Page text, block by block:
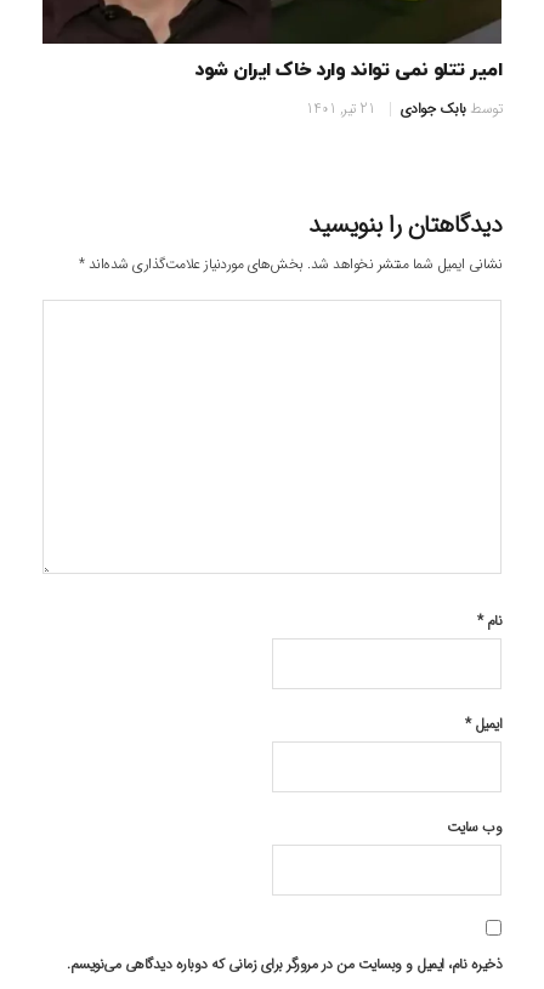
امیر تتلو نمی تواند وارد خاک ایران شود
توسطبابک جوادی 21 تیر, 1401
دیدگاهتان را بنویسید
نشانی ایمیل شما منتشر نخواهد شد. بخش‌های موردنیاز علامت‌گذاری شده‌اند*
نام*
ایمیل*
وب‌ سایت
ذخیره نام، ایمیل و وبسایت من در مرورگر برای زمانی که دوباره دیدگاهی می‌نویسم.